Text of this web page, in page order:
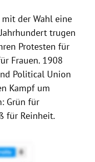
der Wahl eine
trugen
Protesten für
Frauen. 1908
Political Union
Kampf um
Grün für
für Reinheit.